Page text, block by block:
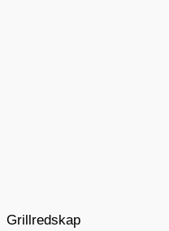
Grillredskap